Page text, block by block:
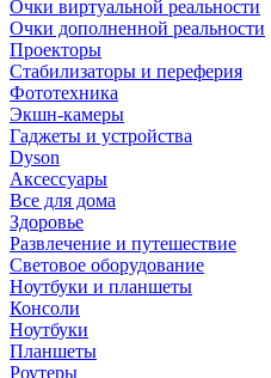
Очки виртуальной реальности
Очки дополненной реальности
Проекторы
Стабилизаторы и переферия
Фототехника
Экшн-камеры
Гаджеты и устройства
Dyson
Аксессуары
Все для дома
Здоровье
Развлечение и путешествие
Световое оборудование
Ноутбуки и планшеты
Консоли
Ноутбуки
Планшеты
Роутеры